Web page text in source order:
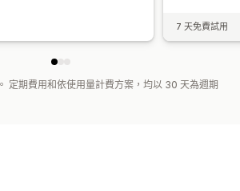
7 天免費試用
定期費用和依使用量計費方案，均以 30 天為週期